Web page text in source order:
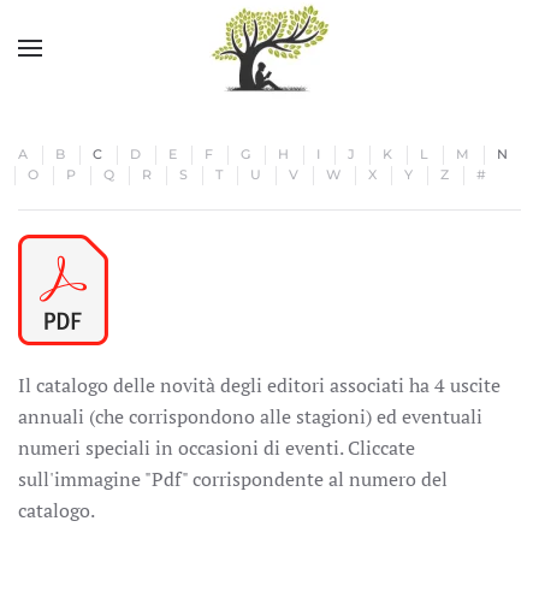
Skip to main content
A B C D E F G H I J K L M
N
O
P Q R S T U V W X Y Z #
Il catalogo delle novità degli editori associati ha 4 uscite
annuali (che corrispondono alle stagioni) ed eventuali
numeri speciali in occasioni di eventi. Cliccate
sull'immagine "Pdf" corrispondente al numero del
catalogo.